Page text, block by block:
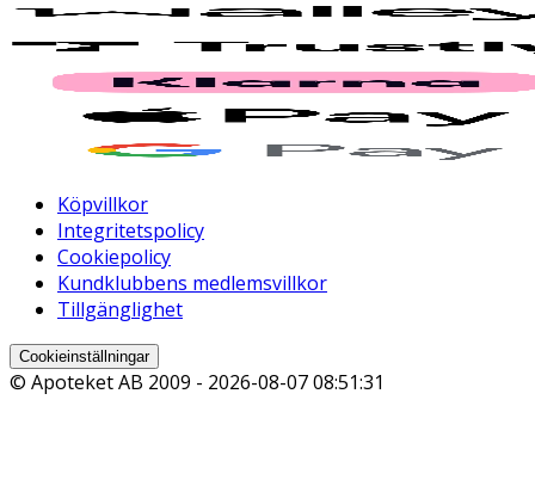
Köpvillkor
Integritetspolicy
Cookiepolicy
Kundklubbens medlemsvillkor
Tillgänglighet
Cookieinställningar
© Apoteket AB 2009 - 2026-08-07 08:51:31